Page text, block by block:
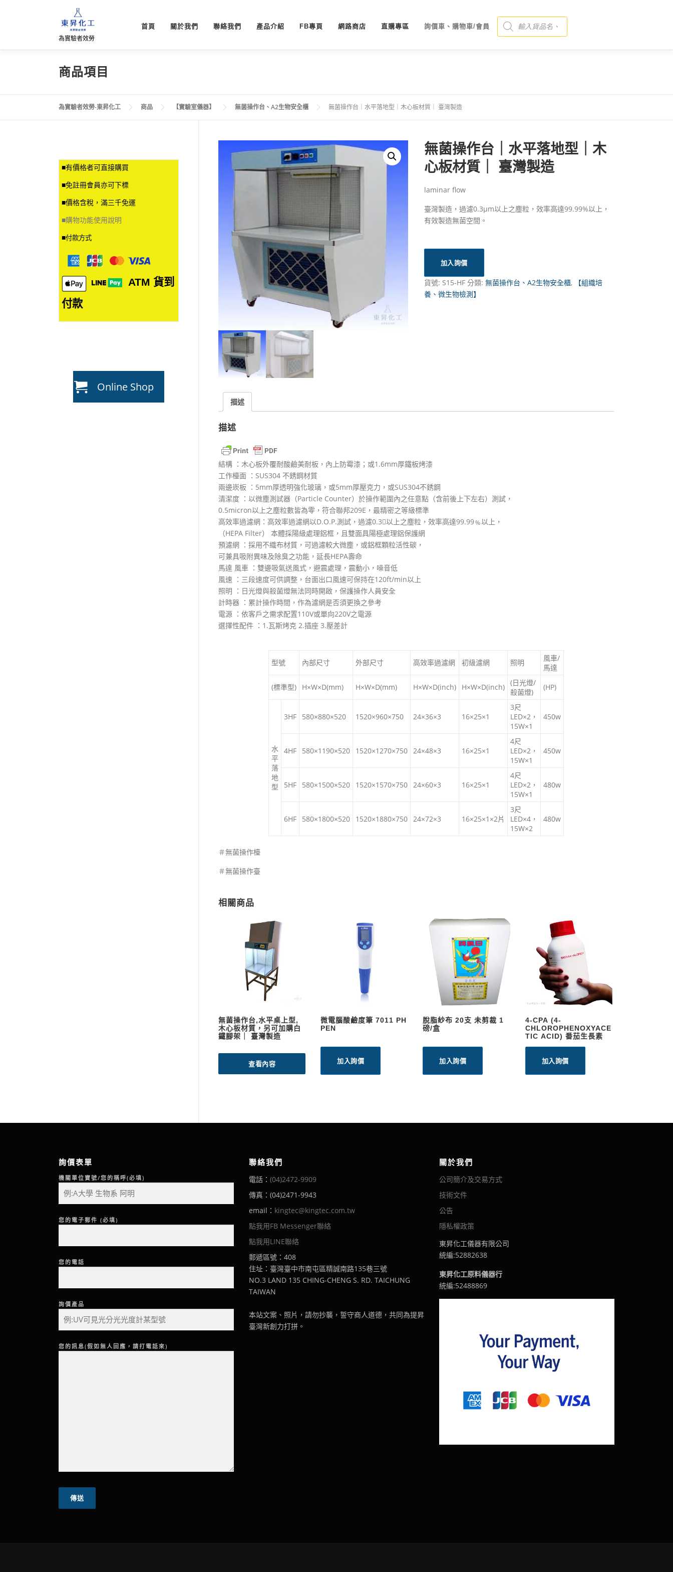
內
為實驗者效勞
首頁 關於我們 聯絡我們 產品介紹 FB專頁 網路商店 直購專區 詢價車、購物車/會員
Products search
商品項目
為實驗者效勞-東昇化工 商品 【實驗室儀器】 無菌操作台、A2生物安全櫃 無菌操作台｜水平落地型｜木心板材質｜ 臺灣製造
無菌操作台｜水平落地型｜木
心板材質｜ 臺灣製造
laminar flow
臺灣製造，過濾0.3μm以上之塵粒，效率高達99.99%以上，
有效製造無菌空間。
加入詢價
貨號: S15-HF 分類: 無菌操作台、A2生物安全櫃,
【組織培
養、微生物檢測】
描述
描述
結構 ：木心板外覆耐酸鹼美耐板，內上防霉漆；或1.6mm厚鐵板烤漆
工作檯面 ：SUS304 不銹鋼材質
兩邊崁板 ：5mm厚透明強化玻璃，或5mm厚壓克力，或SUS304不銹鋼
清潔度 ：以微塵測試器（Particle Counter）於操作範圍內之任意點（含前後上下左右）測試，
0.5micron以上之塵粒數皆為零，符合聯邦209E，最精密之等級標準
高效率過濾網：高效率過濾網以D.O.P.測試，過濾0.3以上之塵粒，效率高達99.99﹪以上，
（HEPA Filter） 本體採陽級處理鋁框，且雙面具陽極處理鋁保護網
預濾網 ：採用不織布材質，可過濾較大微塵，或鋁框顆粒活性碳，
可兼具吸附異味及除臭之功能，延長HEPA壽命
馬達 風車 ：雙邊吸氣送風式，避震處理，震動小，噪音低
風速 ：三段速度可供調整，台面出口風速可保持在120ft/min以上
照明 ：日光燈與殺菌燈無法同時開啟，保護操作人員安全
計時器 ：累計操作時間，作為濾網是否須更換之參考
電源 ：依客戶之需求配置110V或單向220V之電源
選擇性配件 ：1.瓦斯烤克 2.插座 3.壓差計
型號 內部尺寸 外部尺寸 高效率過濾網 初級濾網 照明
風車/
馬達
(標準型) H×W×D(mm) H×W×D(mm) H×W×D(inch) H×W×D(inch) (日光燈/
殺菌燈)
(HP)
水
平
落
地
型
3HF 580×880×520 1520×960×750 24×36×3 16×25×1
3尺
LED×2 ，
15W×1
450w
4HF 580×1190×520 1520×1270×750 24×48×3 16×25×1
4尺
LED×2 ，
15W×1
450w
5HF 580×1500×520 1520×1570×750 24×60×3 16×25×1
4尺
LED×2 ，
15W×1
480w
6HF 580×1800×520 1520×1880×750 24×72×3 16×25×1×2片
3尺
LED×4 ，
15W×2
480w
＃無菌操作檯
＃無菌操作臺
相關商品
無菌操作台,水平桌上型,
木心板材質，另可加購白
鐵腳架｜ 臺灣製造
查看內容
微電腦酸鹼度筆 7011 PH
PEN
加入詢價
脫脂紗布 20支 未剪裁 1
磅/盒
加入詢價
4-CPA (4-
CHLOROPHENOXYACE
TIC ACID) 番茄生長素
加入詢價
■有價格者可直接購買
■免註冊會員亦可下標
■價格含稅，滿三千免運
■購物功能使用說明
■付款方式
ATM 貨到
付款
Online Shop
詢價表單
機關單位寶號/您的稱呼(必填)
您的電子郵件 (必填)
您的電話
詢價產品
您的訊息(假如無人回應，請打電話來)
聯絡我們
電話： (04)2472-9909
傳真：(04)2471-9943
email： kingtec@kingtec.com.tw
點我用FB Messenger聯絡
點我用LINE聯絡
郵遞區號：408
住址：臺灣臺中市南屯區精誠南路135巷三號
NO.3 LAND 135 CHING-CHENG S. RD. TAICHUNG
TAIWAN
本站文案、照片，請勿抄襲，誓守商人道德，共同為提昇
臺灣新創力打拼。
關於我們
公司簡介及交易方式
技術文件
公告
隱私權政策
東昇化工儀器有限公司
統編:52882638
東昇化工原料儀器行
統編:52488869